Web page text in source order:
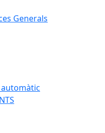
Generals